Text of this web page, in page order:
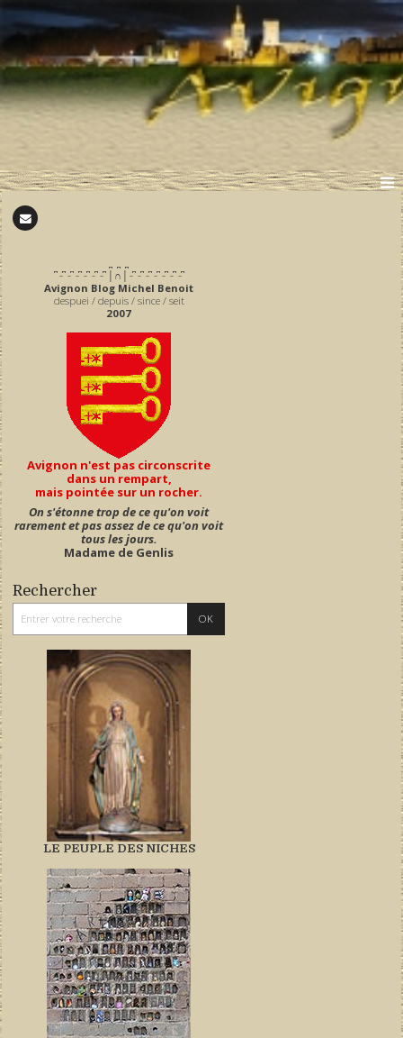
͆ ̵ ͆ ̵ ͆ ̵ ͆ ̵ ͆ ̵ ͆ ̵ ͆ │∩│ ̵ ͆ ̵ ͆ ̵ ͆ ̵ ͆ ̵ ͆ ̵ ͆ ̵ ͆
Avignon Blog Michel Benoit
despuei / depuis / since / seit
2007
Avignon n'est pas circonscrite
dans un rempart,
mais pointée sur un rocher.
On s'étonne trop de ce qu'on voit
rarement et pas assez de ce qu'on voit
tous les jours.
Madame de Genlis
Rechercher
LE PEUPLE DES NICHES